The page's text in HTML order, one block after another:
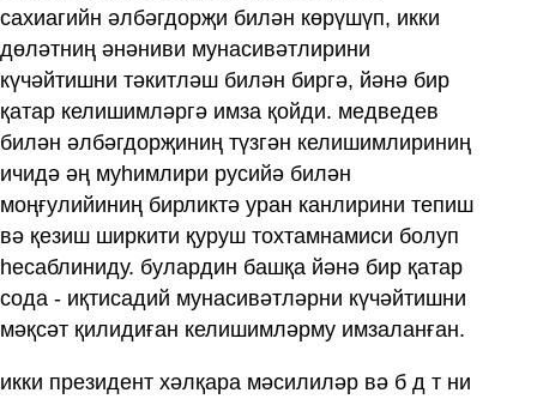
сахиагийн әлбәгдорҗи билән көрүшүп, икки
дөләтниң әнәниви мунасивәтлирини
күчәйтишни тәкитләш билән биргә, йәнә бир
қатар келишимләргә имза қойди. медведев
билән әлбәгдорҗиниң түзгән келишимлириниң
ичидә әң муһимлири русийә билән
моңғулийиниң бирликтә уран канлирини тепиш
вә қезиш ширкити қуруш тохтамнамиси болуп
һесаблиниду. булардин башқа йәнә бир қатар
сода - иқтисадий мунасивәтләрни күчәйтишни
мәқсәт қилидиған келишимләрму имзаланған.
икки президент хәлқара мәсилиләр вә б д т ни